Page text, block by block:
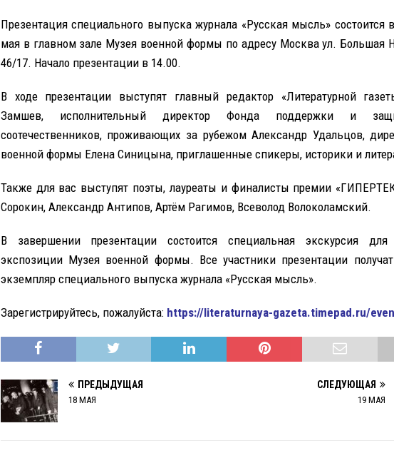
Презентация специального выпуска журнала «Русская мысль» состоится
мая в главном зале Музея военной формы по адресу Москва ул. Большая
46/17. Начало презентации в 14.00.
В ходе презентации выступят главный редактор «Литературной
Замшев, исполнительный директор Фонда поддержки и
соотечественников, проживающих за рубежом Александр Удальцов,
военной формы Елена Синицына, приглашенные спикеры, историки и
Также для вас выступят поэты, лауреаты и финалисты премии
Сорокин, Александр Антипов, Артём Рагимов, Всеволод Волоколамский.
В завершении презентации состоится специальная экскурсия
экспозиции Музея военной формы. Все участники презентации
экземпляр специального выпуска журнала «Русская мысль».
Зарегистрируйтесь, пожалуйста: https://literaturnaya-gazeta.timepad.ru/
ПРЕДЫДУЩАЯ
18 МАЯ
СЛЕДУЮЩАЯ
19 МАЯ